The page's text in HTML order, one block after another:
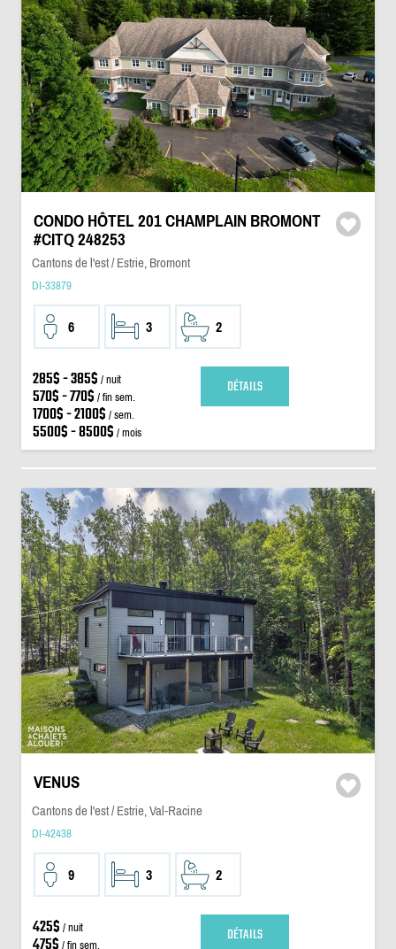
CONDO HÔTEL 201 CHAMPLAIN BROMONT
#CITQ 248253
Cantons de l'est / Estrie, Bromont
DI-33879
6 3 2
285$ - 385$ / nuit
570$ - 770$ / fin sem.
1700$ - 2100$ / sem.
5500$ - 8500$ / mois
DÉTAILS
VENUS
Cantons de l'est / Estrie, Val-Racine
DI-42438
9 3 2
425$ / nuit
/ fin sem. DÉTAILS